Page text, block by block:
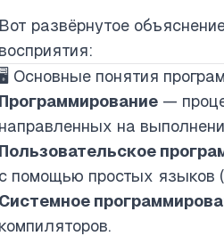
Вот развёрнутое
восприятия:
🖥️ Основные понятия
Программирование —
направленных на
Пользовательское
с помощью простых языков
Системное
компиляторов.